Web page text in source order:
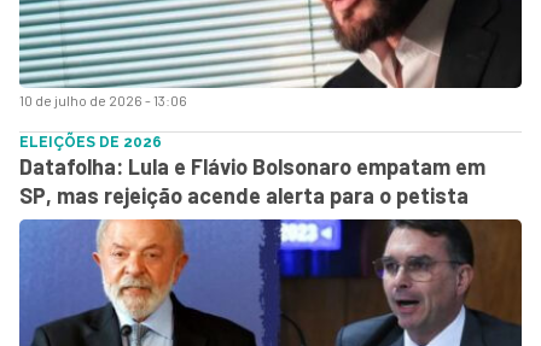
10 de julho de 2026 - 13:06
ELEIÇÕES DE 2026
Datafolha: Lula e Flávio Bolsonaro empatam em
SP, mas rejeição acende alerta para o petista